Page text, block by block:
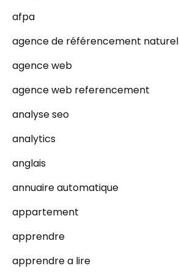
afpa
agence de référencement naturel
agence web
agence web referencement
analyse seo
analytics
anglais
annuaire automatique
appartement
apprendre
apprendre a lire